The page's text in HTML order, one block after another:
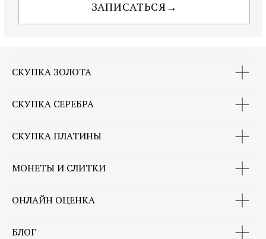
СКУПКА ЗОЛОТА
СКУПКА СЕРЕБРА
СКУПКА ПЛАТИНЫ
МОНЕТЫ И СЛИТКИ
ОНЛАЙН ОЦЕНКА
БЛОГ